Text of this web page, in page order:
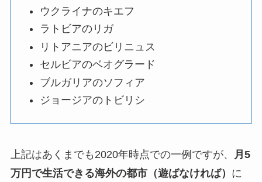
ウクライナのキエフ
ラトビアのリガ
リトアニアのビリニュス
セルビアのベオグラード
ブルガリアのソフィア
ジョージアのトビリシ
上記はあくまでも2020年時点での一例ですが、
月5
万円で生活できる海外の都市（遊ばなければ） に